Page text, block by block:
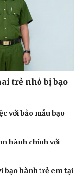
trẻ nhỏ bị bạo
với bảo mẫu bạo
hành chính với
bạo hành trẻ em tại